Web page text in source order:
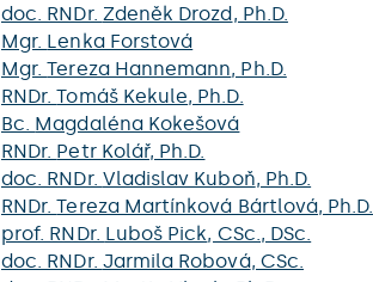
doc. RNDr. Zdeněk Drozd, Ph.D.
Mgr. Lenka Forstová
Mgr.Tereza Hannemann, Ph.D.
RNDr.Tomáš Kekule, Ph.D.
Bc. Magdaléna Kokešová
RNDr. Petr Kolář, Ph.D.
doc. RNDr. Vladislav Kuboň, Ph.D.
RNDr.Tereza Martínková Bártlová, Ph.D.
prof. RNDr. Luboš Pick, CSc., DSc.
doc. RNDr. Jarmila Robová, CSc.